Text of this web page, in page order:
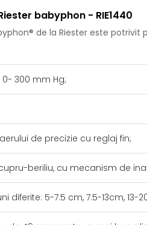
babyphon - RIE1440
de la Riester este
300 mm Hg;
de precizie cu reglaj fin;
beriliu, cu mecanism de
diferite: 5-7.5 cm, 7.5-13cm, 13-